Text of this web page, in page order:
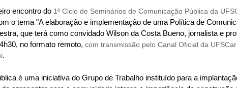
encontro do 1º Ciclo de Seminários de Comunicação Pública da
o tema "A elaboração e implementação de uma Política de
que terá como convidado Wilson da Costa Bueno, jornalista e
no formato remoto, com transmissão pelo Canal Oficial da
.
é uma iniciativa do Grupo de Trabalho instituído para a